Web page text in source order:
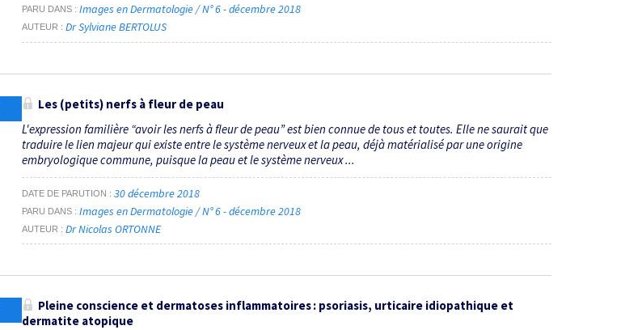
PARU DANS Images en Dermatologie / N° 6 - décembre 2018
AUTEUR Dr Sylviane BERTOLUS
Les (petits) nerfs à fleur de peau
L'expression familière “avoir les nerfs à fleur de peau” est bien connue de tous et toutes. Elle ne saurait que
traduire le lien majeur qui existe entre le système nerveux et la peau, déjà matérialisé par une origine
embryologique commune, puisque la peau et le système nerveux ...
DATE DE PARUTION 30 décembre 2018
PARU DANS Images en Dermatologie / N° 6 - décembre 2018
AUTEUR Dr Nicolas ORTONNE
Pleine conscience et dermatoses inflammatoires : psoriasis, urticaire idiopathique et
dermatite atopique